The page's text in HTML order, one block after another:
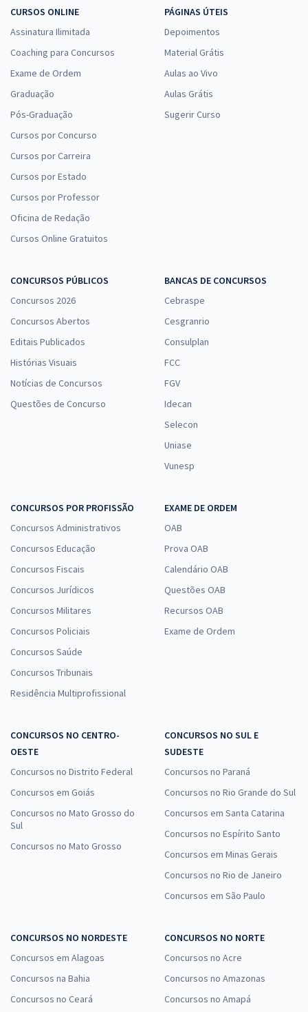
CURSOS ONLINE
Assinatura Ilimitada
Coaching para Concursos
Exame de Ordem
Graduação
Pós-Graduação
Cursos por Concurso
Cursos por Carreira
Cursos por Estado
Cursos por Professor
Oficina de Redação
Cursos Online Gratuitos
PÁGINAS ÚTEIS
Depoimentos
Material Grátis
Aulas ao Vivo
Aulas Grátis
Sugerir Curso
CONCURSOS PÚBLICOS
Concursos 2026
Concursos Abertos
Editais Publicados
Histórias Visuais
Notícias de Concursos
Questões de Concurso
BANCAS DE CONCURSOS
Cebraspe
Cesgranrio
Consulplan
FCC
FGV
Idecan
Selecon
Uniase
Vunesp
CONCURSOS POR PROFISSÃO
Concursos Administrativos
Concursos Educação
Concursos Fiscais
Concursos Jurídicos
Concursos Militares
Concursos Policiais
Concursos Saúde
Concursos Tribunais
Residência Multiprofissional
EXAME DE ORDEM
OAB
Prova OAB
Calendário OAB
Questões OAB
Recursos OAB
Exame de Ordem
CONCURSOS NO CENTRO-
OESTE
Concursos no Distrito Federal
Concursos em Goiás
Concursos no Mato Grosso do
Sul
Concursos no Mato Grosso
CONCURSOS NO SUL E
SUDESTE
Concursos no Paraná
Concursos no Rio Grande do Sul
Concursos em Santa Catarina
Concursos no Espírito Santo
Concursos em Minas Gerais
Concursos no Rio de Janeiro
Concursos em São Paulo
CONCURSOS NO NORDESTE
Concursos em Alagoas
Concursos na Bahia
Concursos no Ceará
CONCURSOS NO NORTE
Concursos no Acre
Concursos no Amazonas
Concursos no Amapá